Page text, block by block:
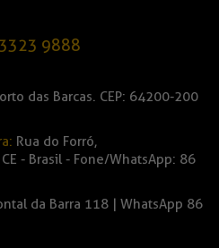
9888
das Barcas. CEP: 64200-200
Rua do Forró,
- Brasil - Fone/WhatsApp: 86
da Barra 118 | WhatsApp 86